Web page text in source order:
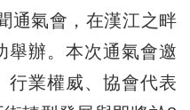
通氣會，在漢江之畔
舉辦。本次通氣會邀
行業權威、協會代表